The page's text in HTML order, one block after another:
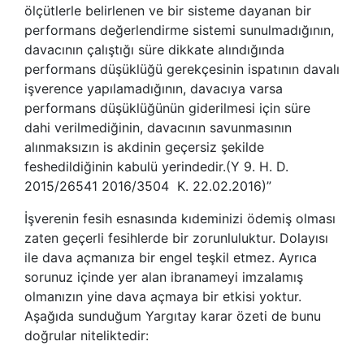
ölçütlerle belirlenen ve bir sisteme dayanan bir
performans değerlendirme sistemi sunulmadığının,
davacının çalıştığı süre dikkate alındığında
performans düşüklüğü gerekçesinin ispatının davalı
işverence yapılamadığının, davacıya varsa
performans düşüklüğünün giderilmesi için süre
dahi verilmediğinin, davacının savunmasının
alınmaksızın is akdinin geçersiz şekilde
feshedildiğinin kabulü yerindedir.(Y 9. H. D.
2015/26541 2016/3504 K. 22.02.2016)”
İşverenin fesih esnasında kıdeminizi ödemiş olması
zaten geçerli fesihlerde bir zorunluluktur. Dolayısı
ile dava açmanıza bir engel teşkil etmez. Ayrıca
sorunuz içinde yer alan ibranameyi imzalamış
olmanızın yine dava açmaya bir etkisi yoktur.
Aşağıda sunduğum Yargıtay karar özeti de bunu
doğrular niteliktedir: